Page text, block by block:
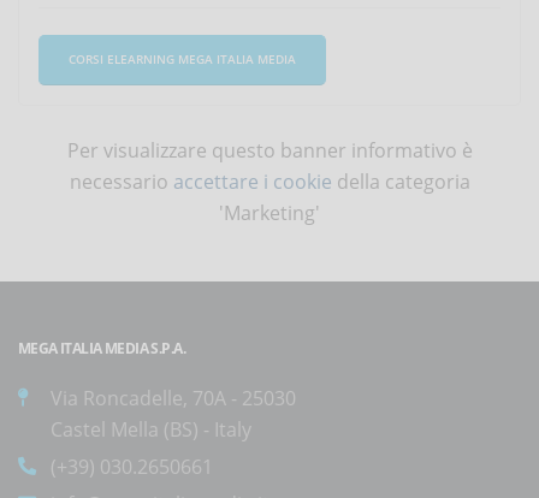
CORSI ELEARNING MEGA ITALIA MEDIA
Per visualizzare questo banner informativo è
necessario accettare i cookie della categoria
'Marketing'
MEGA ITALIA MEDIA S.P.A.
Via Roncadelle, 70A - 25030
Castel Mella (BS) - Italy
(+39) 030.2650661